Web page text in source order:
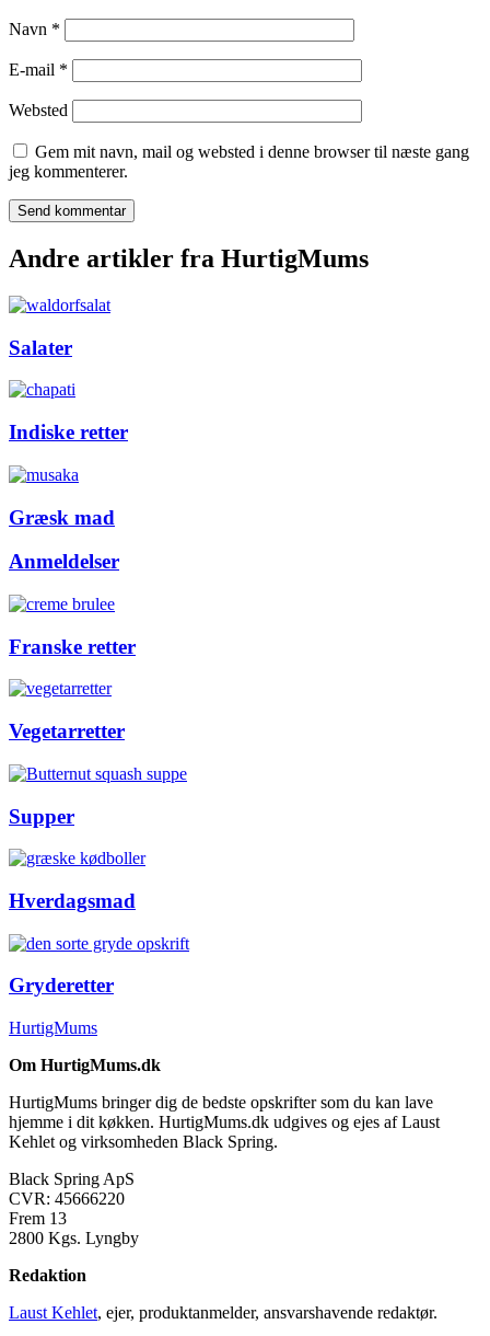
Navn *
E-mail *
Websted
Gem mit navn, mail og websted i denne browser til næste gang
jeg kommenterer.
Andre artikler fra HurtigMums
Salater
Indiske retter
Græsk mad
Anmeldelser
Franske retter
Vegetarretter
Supper
Hverdagsmad
Gryderetter
HurtigMums
Om HurtigMums.dk
HurtigMums bringer dig de bedste opskrifter som du kan lave
hjemme i dit køkken. HurtigMums.dk udgives og ejes af Laust
Kehlet og virksomheden Black Spring.
Black Spring ApS
CVR: 45666220
Frem 13
2800 Kgs. Lyngby
Redaktion
Laust Kehlet, ejer, produktanmelder, ansvarshavende redaktør.